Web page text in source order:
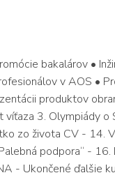
bakalárov •
v AOS •
produktov
víťaza 3. Olympiády
zo života CV - 14.
podpora“ -
- Ukončené ďalšie